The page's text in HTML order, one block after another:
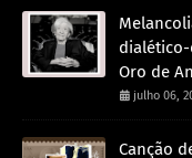
Oro de
julho 06,
Canção